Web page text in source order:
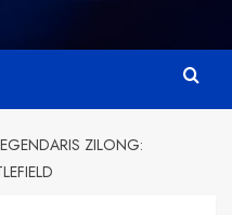
ZILONG: